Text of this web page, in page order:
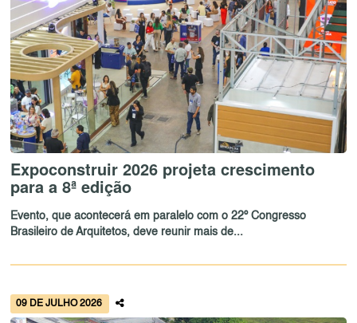
Expoconstruir 2026 projeta crescimento
para a 8ª edição
Evento, que acontecerá em paralelo com o 22º Congresso
Brasileiro de Arquitetos, deve reunir mais de...
09 DE JULHO 2026